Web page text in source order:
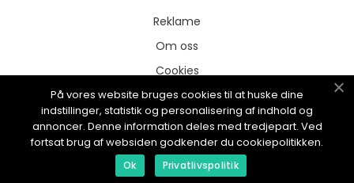
Reklame
Om oss
Cookies
Kontakt Oss
Sitemap
På vores website bruges cookies til at huske dine
indstillinger, statistik og personalisering af indhold og
annoncer. Denne information deles med tredjepart. Ved
fortsat brug af websiden godkender du cookiepolitikken.
Ok Privatlivspolitik